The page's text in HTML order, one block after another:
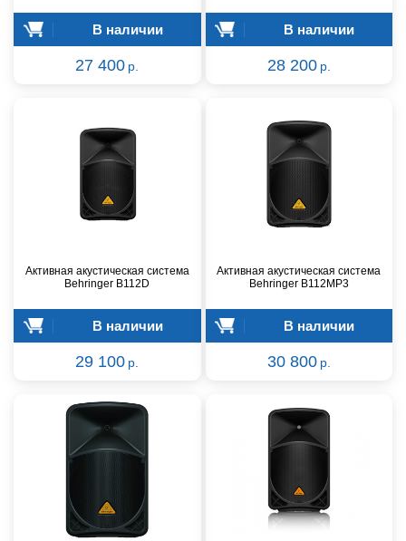
В наличии
27 400 р.
В наличии
28 200 р.
Активная акустическая система
Behringer B112D
В наличии
29 100 р.
Активная акустическая система
Behringer B112MP3
В наличии
30 800 р.